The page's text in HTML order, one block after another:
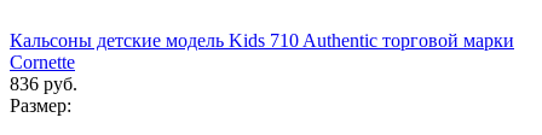
Кальсоны детские модель Kids 710 Authentic торговой марки
Cornette
836 руб.
Размер: